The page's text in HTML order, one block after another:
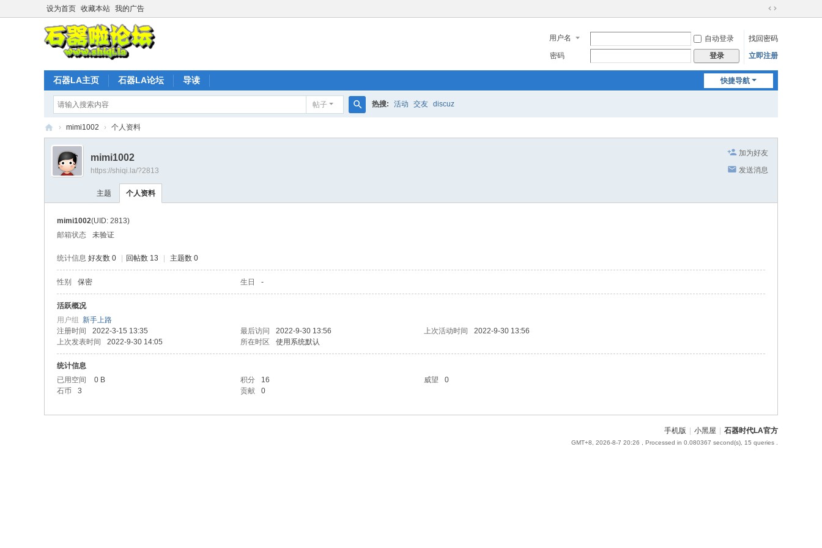
设为首页 收藏本站 我的广告
切
到
宽
用户名 自动登录
找回密码
密码
登录 立即注册
快捷导航
石器LA主页 石器LA论坛 导读
帖子
索
热搜: 活动 交友 discuz
石
时
› mimi1002 › 个人资料
加为好友
发送消息
mimi1002
https://shiqi.la/?2813
主题 个人资料
mimi1002(UID: 2813)
邮箱状态
未验证
统计信息 好友数 0 回帖数 13 主题数 0
性别 保密 生日 -
活跃概况
用户组 新手上路
注册时间
2022-3-15 13:35 最后访问 2022-9-30 13:56 上次活动时间
2022-9-30 13:56
上次发表时间
2022-9-30 14:05 所在时区 使用系统默认
统计信息
已用空间
0 B 积分 16 威望
0
石币
3 贡献 0
手机版 小黑屋 石器时代LA官方
GMT+8, 2026-8-7 20:26 , Processed in 0.080367 second(s), 15 queries .